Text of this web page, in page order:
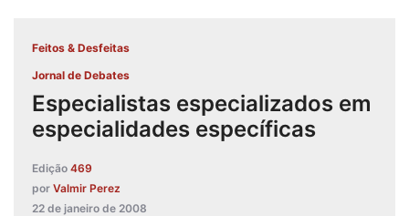
Feitos & Desfeitas
Jornal de Debates
Especialistas especializados em
especialidades específicas
Edição 469
por Valmir Perez
22 de janeiro de 2008